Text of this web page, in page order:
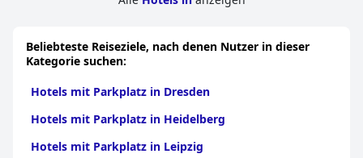
Beliebteste Reiseziele, nach denen Nutzer in dieser
Kategorie suchen:
Hotels mit Parkplatz in Dresden
Hotels mit Parkplatz in Heidelberg
Hotels mit Parkplatz in Leipzig